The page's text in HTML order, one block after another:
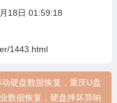
18日 01:59:18
1443.html
硬盘数据恢复，重庆U盘
数据恢复，硬盘摔坏异响